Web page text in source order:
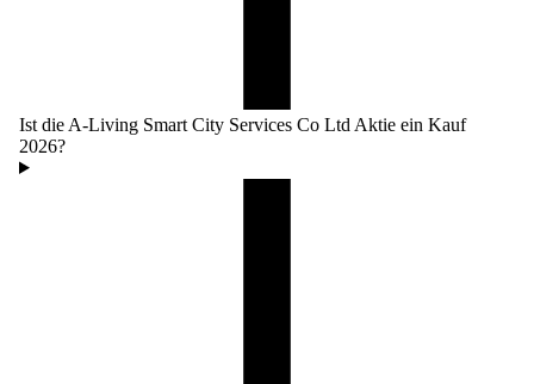
Ist die A-Living Smart City Services Co Ltd Aktie ein Kauf
2026?